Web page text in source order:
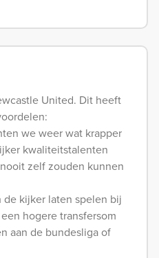
United. Dit heeft
we weer wat krapper
kwaliteitstalenten
zelf zouden kunnen
de kijker laten spelen bij
hogere transfersom
aan de bundesliga of